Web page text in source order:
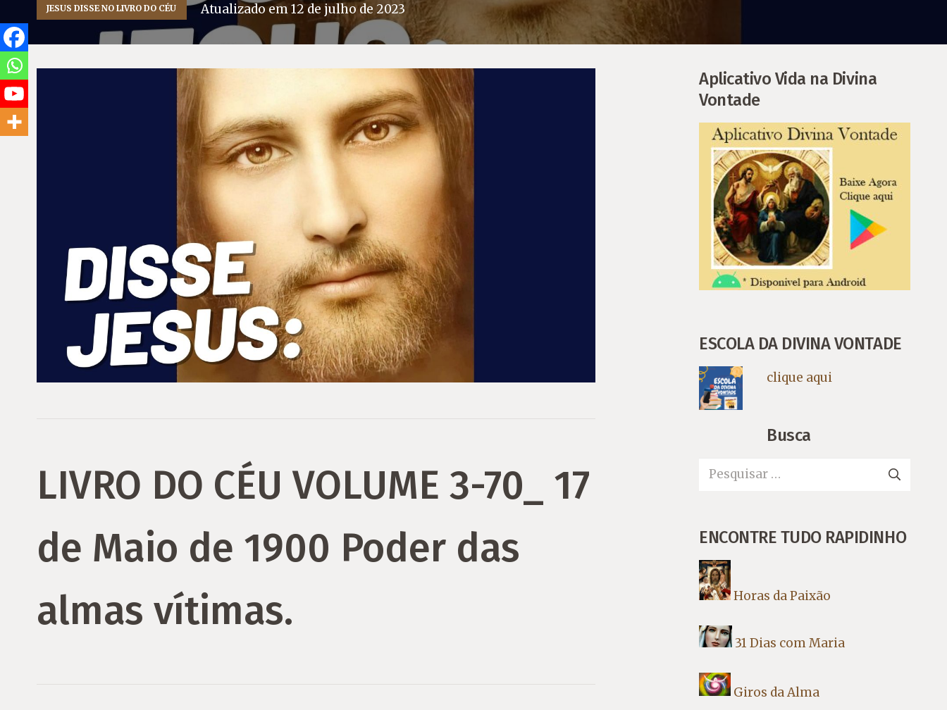
JESUS DISSE NO LIVRO DO CÉU Atualizado em12 de julho de 2023
LIVRO DO CÉU VOLUME 3-70_ 17
de Maio de 1900 Poder das
almas vítimas.
Aplicativo Vida na Divina
Vontade
ESCOLA DA DIVINA VONTADE
clique aqui
Busca
Pesquisar
ENCONTRE TUDO RAPIDINHO
Horas da Paixão
31 Dias com Maria
Giros da Alma